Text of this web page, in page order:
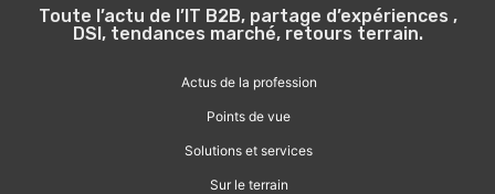
Toute l’actu de l’IT B2B, partage d’expériences ,
DSI, tendances marché, retours terrain.
Actus de la profession
Points de vue
Solutions et services
Sur le terrain